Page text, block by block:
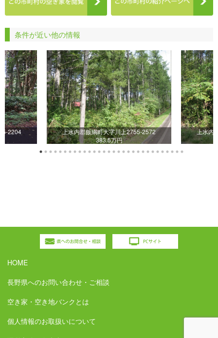
条件が近い他の情報
2204
上水内郡飯綱町大字川上2755-2572
383.5万円
上水内
HOME
長野県へのお問い合わせ・ご相談
空き家・空き地バンクとは
個人情報のお取扱いについて